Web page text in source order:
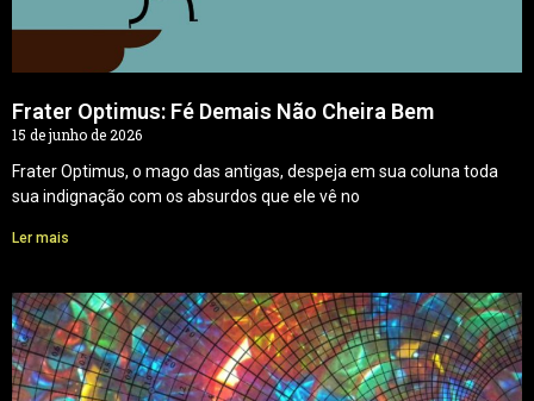
Frater Optimus: Fé Demais Não Cheira Bem
15 de junho de 2026
Frater Optimus, o mago das antigas, despeja em sua coluna toda
sua indignação com os absurdos que ele vê no
Ler mais